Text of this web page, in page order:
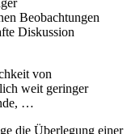
Beobachtungen
Diskussion
von
weit geringer
…
die Überlegung einer